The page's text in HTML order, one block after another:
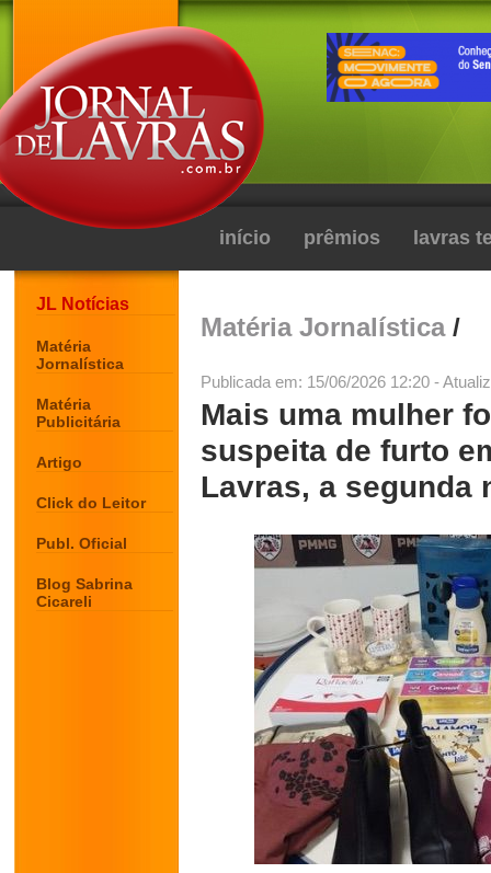
início prêmios lavras
JL Notícias
Matéria
Jornalística
Matéria
Publicitária
Artigo
Click do Leitor
Publ. Oficial
Blog Sabrina
Cicareli
Matéria Jornalística/
Publicada em: 15/06/2026 12:20 -
Mais uma mulher
suspeita de furto
Lavras, a segunda